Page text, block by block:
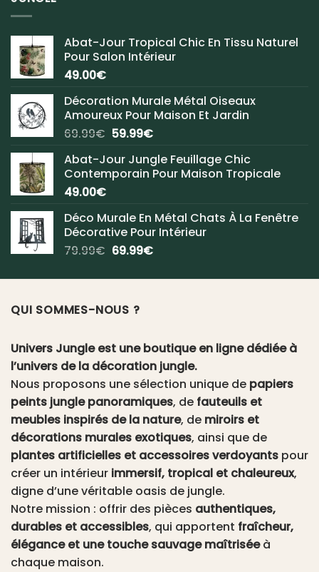
Abat-Jour Tropical Chic En Tissu Naturel
Pour Salon Intérieur
49.00€
Décoration Murale Métal Oiseaux
Amoureux Pour Maison Et Jardin
69.99€ Le
initial
était :
59.99€Le
actuel
est :
Abat-Jour Jungle Feuillage Chic
Contemporain Pour Maison Tropicale
49.00€
Déco Murale En Métal Chats À La Fenêtre
Décorative Pour Intérieur
79.99€ Le
initial
79.99€.
69.99€Le
actuel
QUI SOMMES-NOUS ?
Univers Jungle est une boutique en ligne dédiée à
l’univers de la décoration jungle.
Nous proposons une sélection unique de papiers
peints jungle panoramiques, de fauteuils et
meubles inspirés de la nature, de miroirs et
décorations murales exotiques, ainsi que de
plantes artificielles et accessoires verdoyants pour
créer un intérieur immersif, tropical et chaleureux,
digne d’une véritable oasis de jungle.
Notre mission : offrir des pièces authentiques,
durables et accessibles, qui apportent fraîcheur,
élégance et une touche sauvage maîtriséeà
chaque maison.